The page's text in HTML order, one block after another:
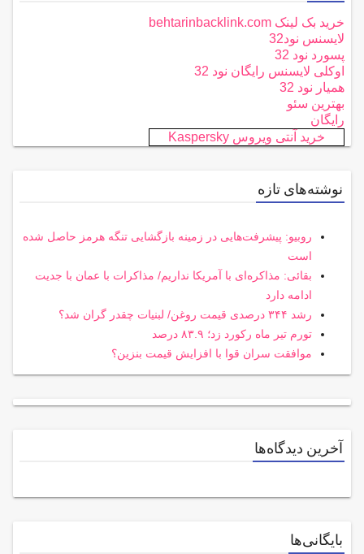
خرید بک لینک behtarinbacklink.com
لایسنس نود32
پسورد نود 32
اوکلی لایسنس رایگان نود 32
همیار نود 32
بهترین سئو
رایگان
خرید آنتی ویروس Kaspersky
نوشته‌های تازه
روبیو: پیشرفت‌هایی در زمینه بازگشایی تنگه هرمز حاصل شده
است
بقائی: مذاکره‌ای با آمریکا نداریم/ مذاکرات با عمان با جدیت
ادامه دارد
رشد ۳۴۴ درصدی قیمت روغن/ لبنیات چقدر گران شد؟
تورم تیر ماه رکورد زد؛ ۸۳.۹ درصد
موافقت سران قوا با افزایش قیمت بنزین؟
آخرین دیدگاه‌ها
بایگانی‌ها